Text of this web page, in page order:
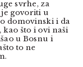
svrhe, za
je govoriti u
domovinski i da
što i ovi naši
u Bosnu i
to ne